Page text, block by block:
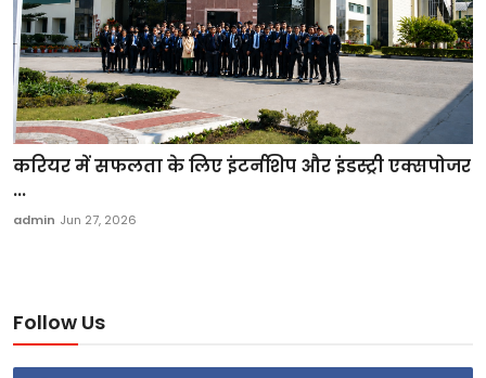
करियर में सफलता के लिए इंटर्नशिप और इंडस्ट्री एक्सपोजर
...
admin Jun 27, 2026
Follow Us